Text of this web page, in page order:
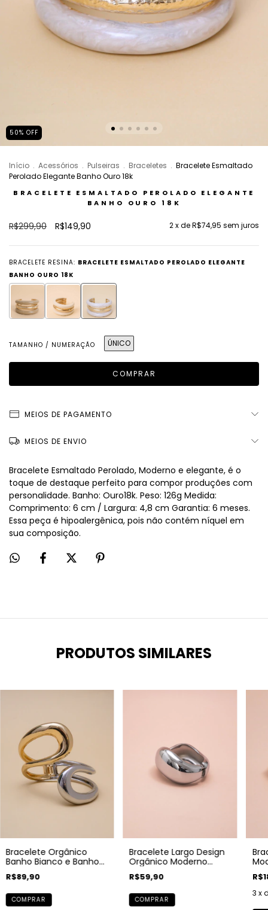
50% OFF
Início . Acessórios . Pulseiras . Braceletes . Bracelete Esmaltado
Perolado Elegante Banho Ouro 18k
BRACELETE ESMALTADO PEROLADO ELEGANTE
BANHO OURO 18K
R$299,90 R$149,90 2x deR$74,95 sem juros
BRACELETE RESINA: BRACELETE ESMALTADO PEROLADO ELEGANTE
BANHO OURO 18K
TAMANHO / NUMERAÇÃO ÚNICO
MEIOS DE PAGAMENTO
MEIOS DE ENVIO
Bracelete Esmaltado Perolado, Moderno e elegante, é o
toque de destaque perfeito para compor produções com
personalidade. Banho: Ouro18k. Peso: 126g Medida:
Comprimento: 6 cm / Largura: 4,8 cm Garantia: 6 meses.
Essa peça é hipoalergênica, pois não contém níquel em
sua composição.
PRODUTOS SIMILARES
Bracelete Orgânico
Banho Bianco e Banho
Ouro 18k
R$89,90
COMPRAR
Bracelete Largo Design
Orgânico Moderno
Banho Bianco
R$59,90
COMPRAR
18K
3 x